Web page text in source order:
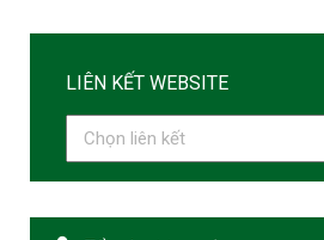
LIÊN KẾT WEBSITE